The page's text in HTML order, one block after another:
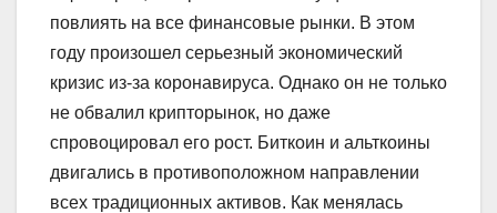
повлиять на все финансовые рынки. В этом
году произошел серьезный экономический
кризис из-за коронавируса. Однако он не только
не обвалил крипторынок, но даже
спровоцировал его рост. Биткоин и альткоины
двигались в противоположном направлении
всех традиционных активов. Как менялась